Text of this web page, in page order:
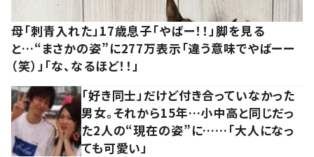
母「刺青入れた」17歳息子「やばー！！」脚を見る
と…“まさかの姿”に277万表示「違う意味でやばーー
（笑）」「な、なるほど！！」
「好き同士」だけど付き合っていなかった
男女。それから15年…小中高と同じだっ
た2人の“現在の姿”に……「大人になっ
ても可愛い」